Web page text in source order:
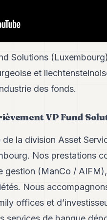
Solutions
et
des fonds.
la division Asset
Nos prestations
gestion (ManCo /
Nous
offices et